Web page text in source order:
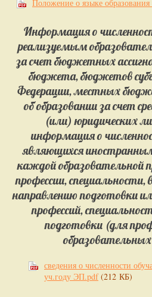
Положение о языке
Информация о
реализуемым
за счет бюджетных
бюджета, бюджетов
Федерации, местных
об образовании за счет
(или) юридических
информация о
являющихся
каждой образовательной
профессии,
направлению подготовки
профессий,
подготовки (для
сведения о численности
уч.году ЭП.pdf (212 КБ)